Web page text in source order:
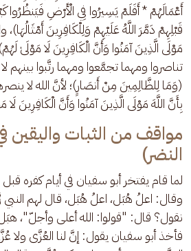
أَعْمَالَهُمْ * أَفَلَمْ يَسِيرُوا فِي الْأَرْضِ
قَبْلِهِمْ دَمَّرَ اللَّهُ عَلَيْهِمْ وَلِلْكَافِرِينَ
مَوْلَى الَّذِينَ آمَنُوا وَأَنَّ الْكَافِرِينَ لَا مَوْلَىٰ
تناصروا ومهما تجمَّعوا ومهما رتَّبوا بينهم
(وَمَا لِلظَّالِمِينَ مِنْ أَنصَارٍ)؛ لأنَّ الله لا
بِأَنَّ اللَّهَ مَوْلَى الَّذِينَ آمَنُوا وَأَنَّ الْكَافِرِينَ لَا
مواقف من الثبات
النضر)
لما قام يفتخر أبو سفيان في أيام كفره
وقال: اعلُ هُبَل، اعلُ هُبَل، قال لهم
نقول؟ قال: "قولوا: الله أعلى وأجلّ"،
فأخذ أبو سفيان يقول: إنَّ لنا العُزَّى ولا